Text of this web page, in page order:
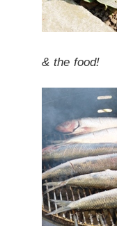
& the food!